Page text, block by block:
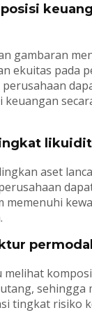
gambaran
ekuitas pada
keuangan
aset
memenuhi
melihat
sehingga
tingkat risiko